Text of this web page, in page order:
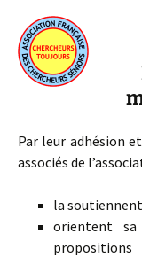
Par leur adhésion
associés de
la
orientent